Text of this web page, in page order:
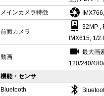
メインカメラ特徴
camera
前面カメラ camera_front 32MP ,
IMX615, 1/
動画 videocam 最大画
120/240/
機能・センサ
Bluetooth
bluetooth